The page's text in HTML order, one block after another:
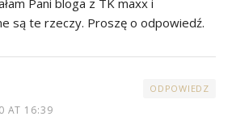
Pani bloga z TK maxx i
są te rzeczy. Proszę o odpowiedź.
AT 16:39
ODPOWIEDZ